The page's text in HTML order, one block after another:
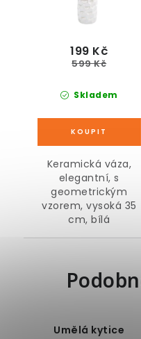
Skladem
199 Kč
599 Kč
Keramická váza,
elegantní, s
geometrickým
vzorem, vysoká 35
cm, bílá
Umělá kytice